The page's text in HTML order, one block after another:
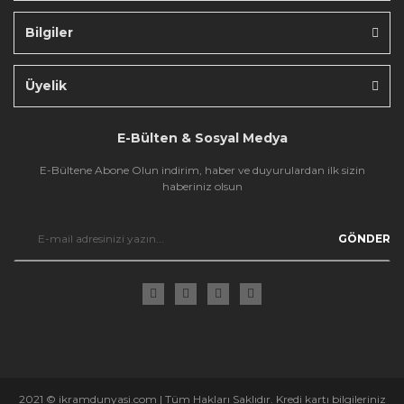
Bilgiler
Üyelik
E-Bülten & Sosyal Medya
E-Bültene Abone Olun indirim, haber ve duyurulardan ilk sizin
haberiniz olsun
GÖNDER
2021 © ikramdunyasi.com | Tüm Hakları Saklıdır. Kredi kartı bilgileriniz